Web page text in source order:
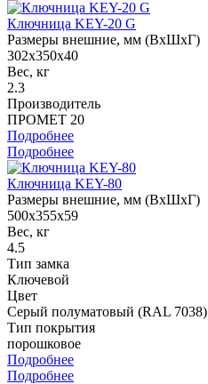
Ключница KEY-20 G
Размеры внешние, мм (ВхШхГ)
302x350x40
Вес, кг
2.3
Производитель
ПРОМЕТ 20
Подробнее
Подробнее
Ключница KEY-80
Размеры внешние, мм (ВхШхГ)
500x355x59
Вес, кг
4.5
Тип замка
Ключевой
Цвет
Серый полуматовый (RAL 7038)
Тип покрытия
порошковое
Подробнее
Подробнее